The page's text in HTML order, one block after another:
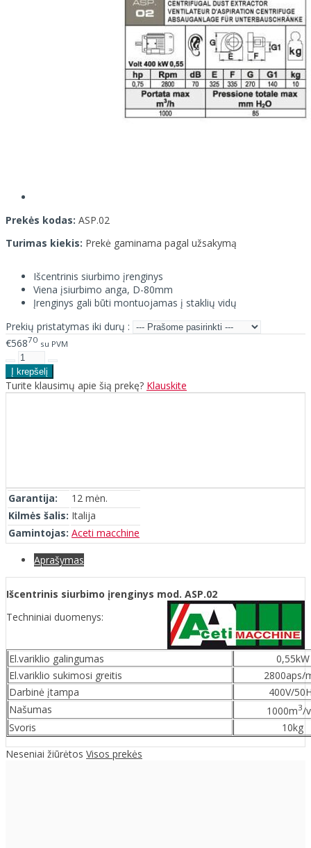
Prekės kodas: ASP.02
Turimas kiekis: Prekė gaminama pagal užsakymą
Išcentrinis siurbimo įrenginys
Viena įsiurbimo anga, D-80mm
Įrenginys gali būti montuojamas į staklių vidų
Prekių pristatymas iki durų :
€56870 su PVM
Turite klausimų apie šią prekę? Klauskite
Garantija:
12 mėn.
Kilmės šalis: Italija
Gamintojas: Aceti macchine
Aprašymas
Išcentrinis siurbimo įrenginys mod. ASP.02
Techniniai duomenys:
El.variklio galingumas
0,55kW
El.variklio sukimosi greitis
2800aps/
Darbinė įtampa
400V/
Našumas
1000m3/
Svoris
10kg
Neseniai žiūrėtos Visos prekės